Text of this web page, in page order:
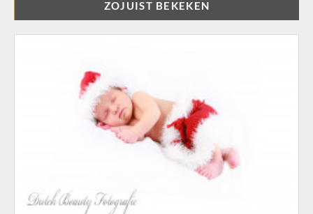
ZOJUIST BEKEKEN